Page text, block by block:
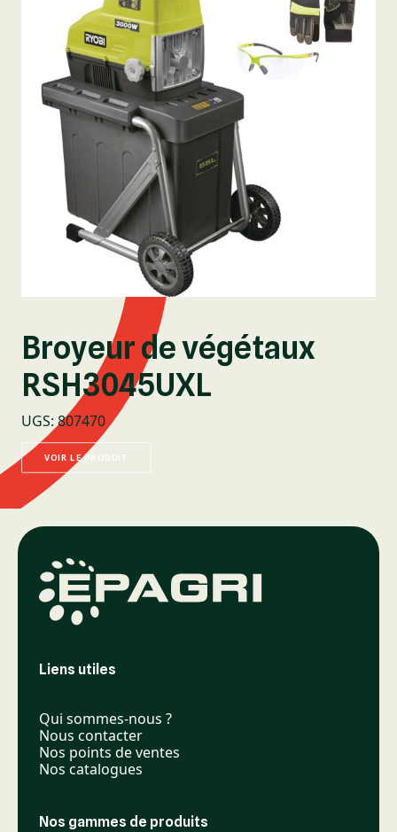
Broyeur de végétaux
RSH3045UXL
UGS:807470
VOIR LE PRODUIT
Liens utiles
Qui sommes-nous ?
Nous contacter
Nos points de ventes
Nos catalogues
Nos gammes de produits